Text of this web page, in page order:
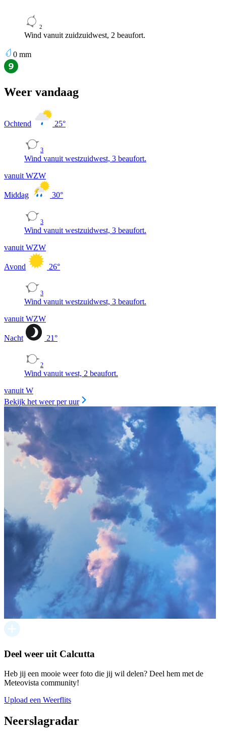
2
Wind vanuit zuidzuidwest, 2 beaufort.
0 mm
Weer vandaag
Ochtend 25°
3
Wind vanuit westzuidwest, 3 beaufort.
vanuit WZW
Middag 30°
3
Wind vanuit westzuidwest, 3 beaufort.
vanuit WZW
Avond 26°
3
Wind vanuit westzuidwest, 3 beaufort.
vanuit WZW
Nacht 21°
2
Wind vanuit west, 2 beaufort.
vanuit W
Bekijk het weer per uur
Deel weer uit Calcutta
Heb jij een mooie weer foto die jij wil delen? Deel hem met de
Meteovista community!
Upload een Weerflits
Neerslagradar